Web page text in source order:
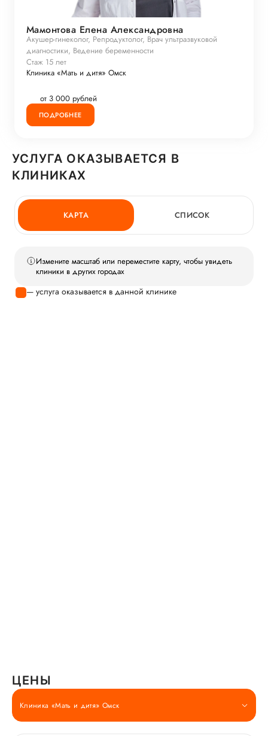
Мамонтова Елена Александровна
Акушер-гинеколог, Репродуктолог, Врач ультразвуковой
диагностики, Ведение беременности
Стаж 15 лет
Клиника «Мать и дитя» Омск
от 3 000 рублей
ПОДРОБНЕЕ
УСЛУГА ОКАЗЫВАЕТСЯ В
КЛИНИКАХ
КАРТА СПИСОК
Измените масштаб или переместите карту, чтобы увидеть
клиники в других городах
— услуга оказывается в данной клинике
ЦЕНЫ
Клиника «Мать и дитя» Омск